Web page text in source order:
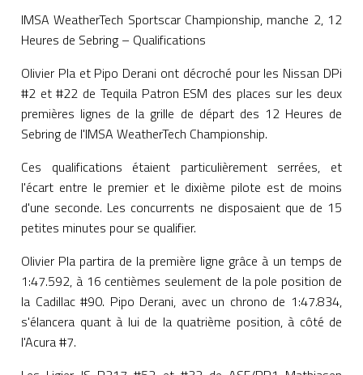
IMSA WeatherTech Sportscar Championship, manche 2, 12
Heures de Sebring – Qualifications
Olivier Pla et Pipo Derani ont décroché pour les Nissan DPi
#2 et #22 de Tequila Patron ESM des places sur les deux
premières lignes de la grille de départ des 12 Heures de
Sebring de l'IMSA WeatherTech Championship.
Ces qualifications étaient particulièrement serrées, et
l'écart entre le premier et le dixième pilote est de moins
d'une seconde. Les concurrents ne disposaient que de 15
petites minutes pour se qualifier.
Olivier Pla partira de la première ligne grâce à un temps de
1:47.592, à 16 centièmes seulement de la pole position de
la Cadillac #90. Pipo Derani, avec un chrono de 1:47.834,
s'élancera quant à lui de la quatrième position, à côté de
l'Acura #7.